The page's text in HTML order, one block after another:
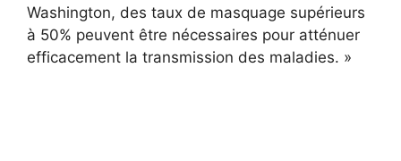
Washington, des taux de masquage supérieurs
à 50% peuvent être nécessaires pour atténuer
efficacement la transmission des maladies. »